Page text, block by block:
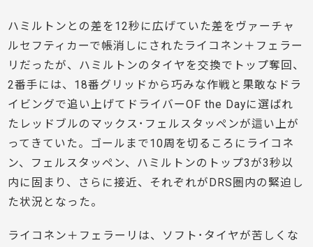
ハミルトンとの差を12秒に広げていた差をヴァーチャ
ルセフティカーで帳消しにされたライコネン＋フェラー
リだったが、ハミルトンのタイヤを交換でトップ奪回、
2番手には、18番グリッドから巧みな作戦と果敢なドラ
イビングで追い上げてドライバーOF the Dayに選ばれ
たレッドブルのマックス･フェルスタッペンが這い上が
ってきていた。ゴールまで10周を切るころにライコネ
ン、フェルスタッペン、ハミルトンのトップ3が3秒以
内に固まり、さらに接近、それぞれがDRS圏内の緊迫し
た状況となった。
ライコネン＋フェラーリは、ソフト･タイヤが苦しくな